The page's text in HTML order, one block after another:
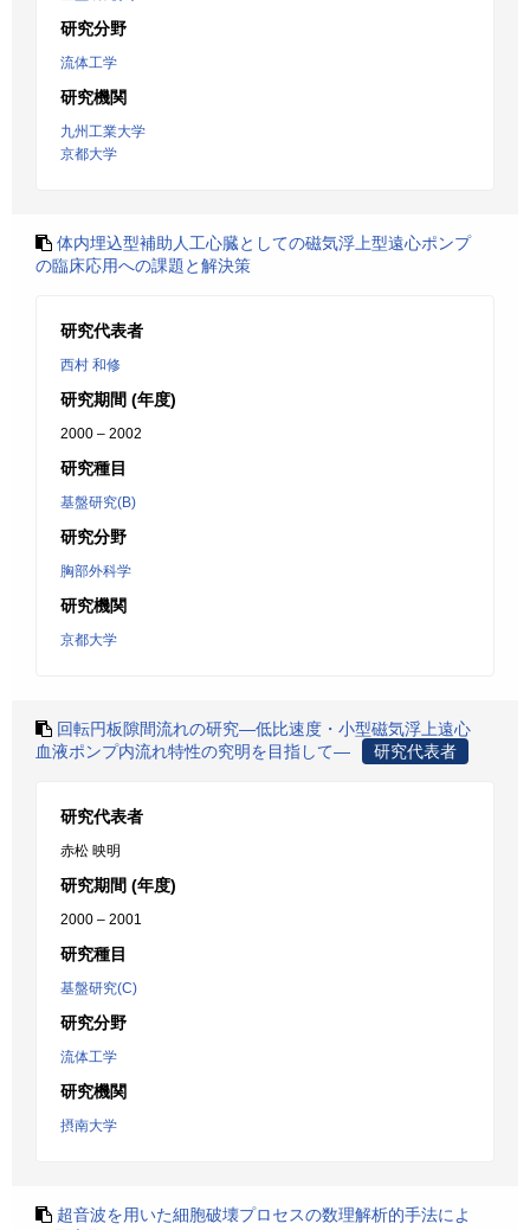
研究分野
流体工学
研究機関
九州工業大学
京都大学
体内埋込型補助人工心臓としての磁気浮上型遠心ポンプ
の臨床応用への課題と解決策
研究代表者
西村 和修
研究期間 (年度)
2000 – 2002
研究種目
基盤研究(B)
研究分野
胸部外科学
研究機関
京都大学
回転円板隙間流れの研究―低比速度・小型磁気浮上遠心
血液ポンプ内流れ特性の究明を目指して―
研究代表者
研究代表者
赤松 映明
研究期間 (年度)
2000 – 2001
研究種目
基盤研究(C)
研究分野
流体工学
研究機関
摂南大学
超音波を用いた細胞破壊プロセスの数理解析的手法によ